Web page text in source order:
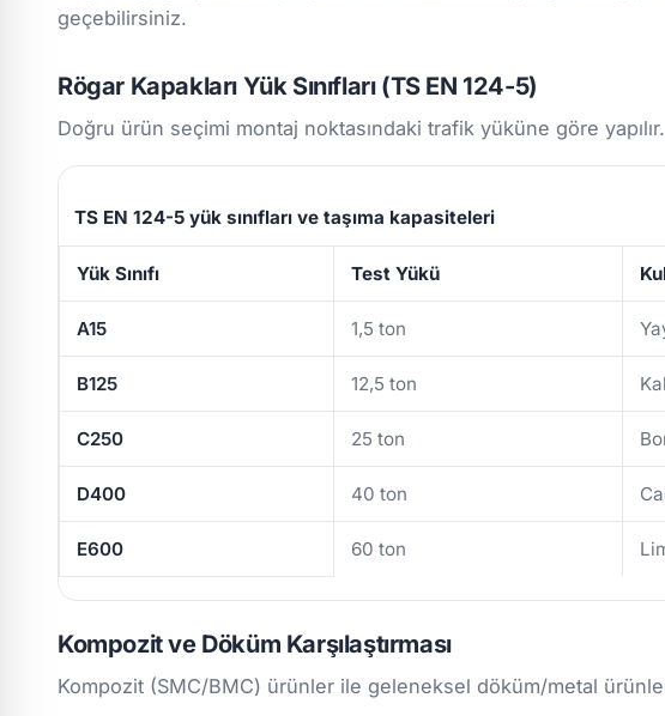
geçebilirsiniz.
Rögar Kapakları Yük Sınıfları (TS EN 124-5)
Doğru ürün seçimi montaj noktasındaki trafik yüküne göre yapılır.
TS EN 124-5 yük sınıfları ve taşıma kapasiteleri
Yük Sınıfı Test Yükü
A15 1,5 ton
B125 12,5 ton
C250 25 ton
D400 40 ton
E600 60 ton
Kompozit ve Döküm Karşılaştırması
Kompozit (SMC/BMC) ürünler ile geleneksel döküm/metal